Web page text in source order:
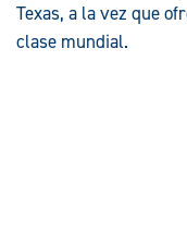
Texas, a la vez que
clase mundial.